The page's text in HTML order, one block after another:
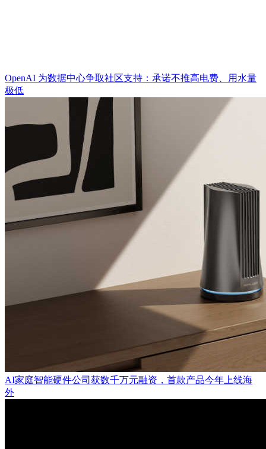
OpenAI 为数据中心争取社区支持：承诺不推高电费、用水量
极低
AI家庭智能硬件公司获数千万元融资，首款产品今年上线海
外